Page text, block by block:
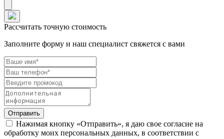
Рассчитать точную стоимость
Заполните форму и наш специалист свяжется с вами
Нажимая кнопку «Отправить», я даю свое согласие на
обработку моих персональных данных, в соответствии с